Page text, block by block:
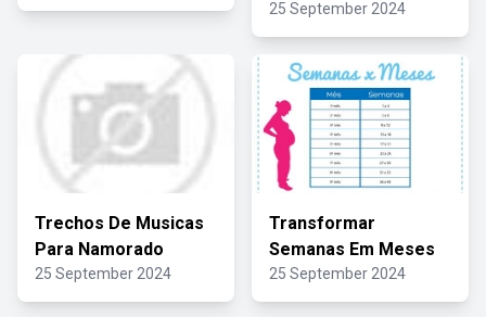
25 September 2024
Trechos De Musicas
Para Namorado
25 September 2024
Transformar
Semanas Em Meses
25 September 2024